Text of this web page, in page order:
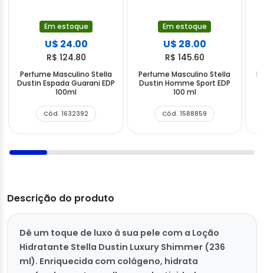
Em estoque
U$ 24.00
R$ 124.80
Perfume Masculino Stella
Dustin Espada Guarani EDP
100ml
Cód. 1632392
Em estoque
U$ 28.00
R$ 145.60
Perfume Masculino Stella
Dustin Homme Sport EDP
100 ml
Cód. 1588859
Descrição do produto
Dê um toque de luxo à sua pele com a Loção
Hidratante Stella Dustin Luxury Shimmer (236
ml). Enriquecida com colágeno, hidrata